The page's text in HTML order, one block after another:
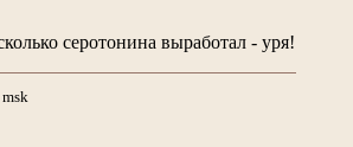
серотонина выработал - уря!